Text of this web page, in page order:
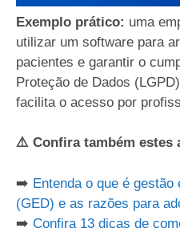
Exemplo prático: uma
utilizar um software para
pacientes e garantir o
Proteção de Dados
facilita o acesso por
⚠️ Confira também estes
➡️ Entenda o que é
(GED) e as razões para
➡️ Confira 13 dicas de